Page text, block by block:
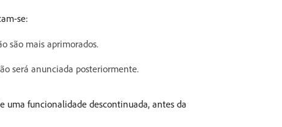
se:
são mais aprimorados.
será anunciada posteriormente.
uma funcionalidade descontinuada, antes da